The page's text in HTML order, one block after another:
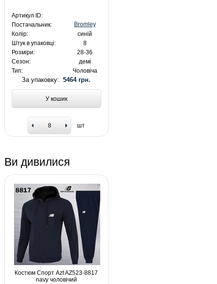
Артикул ID:
Постачальник:
Bromley
Колір:
синій
Штук в упаковці:
8
Розміри:
28-36
Сезон:
демі
Тип:
Чоловіча
За упаковку:5464 грн.
У кошик
шт
Ви дивилися
Костюм Спорт Azt AZ523-8817
navy чоловічий